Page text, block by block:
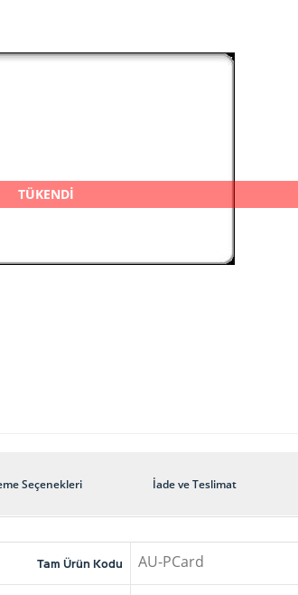
TÜKENDİ
Seçenekleri İade ve Teslimat
Tam Ürün Kodu AU-PCard